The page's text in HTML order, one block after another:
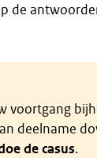
de
voortgang
deelname
de casus.